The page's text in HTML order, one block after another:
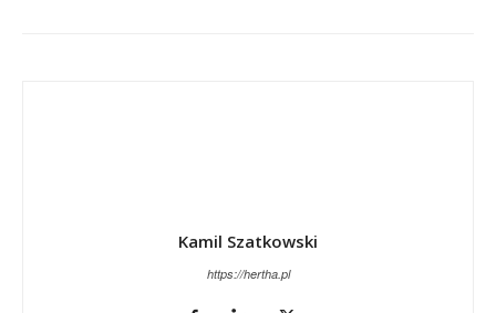
Kamil Szatkowski
https://hertha.pl